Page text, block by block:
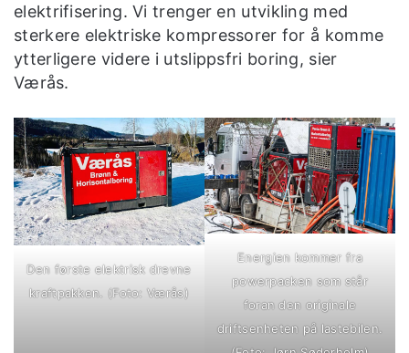
elektrifisering. Vi trenger en utvikling med
sterkere elektriske kompressorer for å komme
ytterligere videre i utslippsfri boring, sier
Værås.
Den første elektrisk drevne
kraftpakken. (Foto: Værås)
Energien kommer fra
powerpacken som står
foran den originale
driftsenheten på lastebilen.